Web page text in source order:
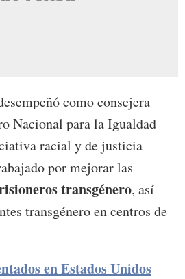
como consejera
Nacional para la Igualdad
racial y de justicia
por mejorar las
transgénero, así
transgénero en centros de
en Estados Unidos